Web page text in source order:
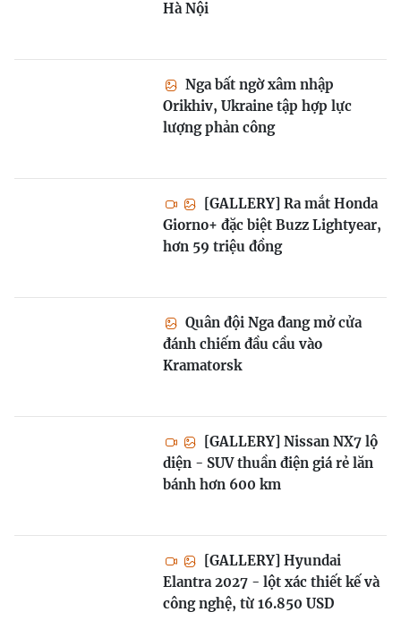
Hà Nội
Nga bất ngờ xâm nhập
Orikhiv, Ukraine tập hợp lực
lượng phản công
[GALLERY] Ra mắt Honda
Giorno+ đặc biệt Buzz Lightyear,
hơn 59 triệu đồng
Quân đội Nga đang mở cửa
đánh chiếm đầu cầu vào
Kramatorsk
[GALLERY] Nissan NX7 lộ
diện - SUV thuần điện giá rẻ lăn
bánh hơn 600 km
[GALLERY] Hyundai
Elantra 2027 - lột xác thiết kế và
công nghệ, từ 16.850 USD